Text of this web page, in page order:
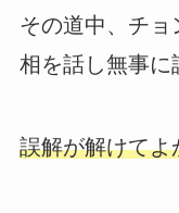
その道中、チ
相を話し無事に
誤解が解けてよ